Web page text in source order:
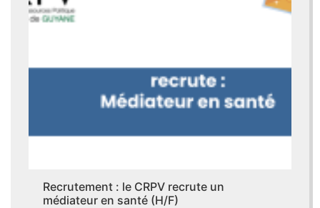
Recrutement : le CRPV recrute un
médiateur en santé (H/F)